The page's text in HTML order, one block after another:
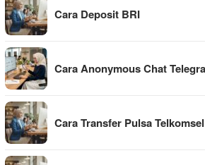
Cara Deposit BRI
Cara Anonymous Chat
Cara Transfer Pulsa Telkomsel